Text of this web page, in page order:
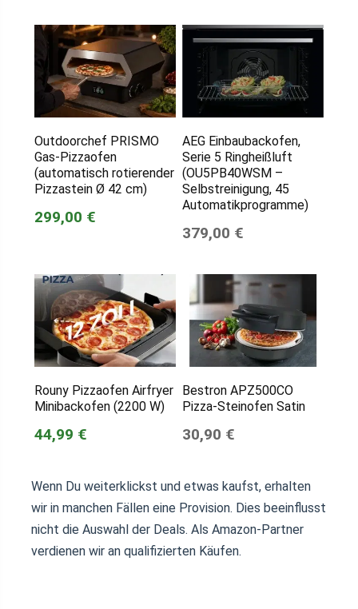
Outdoorchef PRISMO
Gas-Pizzaofen
(automatisch rotierender
Pizzastein Ø 42 cm)
299,00 €
AEG Einbaubackofen,
Serie 5 Ringheißluft
(OU5PB40WSM –
Selbstreinigung, 45
Automatikprogramme)
379,00 €
Rouny Pizzaofen Airfryer
Minibackofen (2200 W)
44,99 €
Bestron APZ500CO
Pizza-Steinofen Satin
30,90 €
Wenn Du weiterklickst und etwas kaufst, erhalten
wir in manchen Fällen eine Provision. Dies beeinflusst
nicht die Auswahl der Deals. Als Amazon-Partner
verdienen wir an qualifizierten Käufen.